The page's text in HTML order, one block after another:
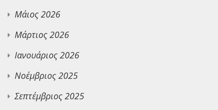
Μάιος 2026
Μάρτιος 2026
Ιανουάριος 2026
Νοέμβριος 2025
Σεπτέμβριος 2025